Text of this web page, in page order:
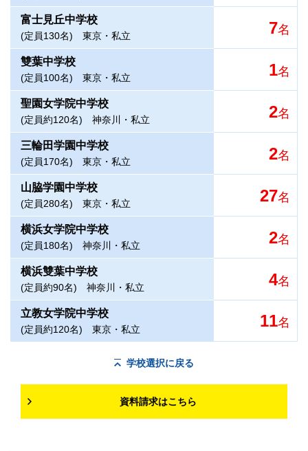
富士見丘中学校
(定員130名) 東京・私立 7名
雙葉中学校
(定員100名) 東京・私立 1名
聖園女学院中学校
(定員約120名) 神奈川・私立 2名
三輪田学園中学校
(定員170名) 東京・私立 2名
山脇学園中学校
(定員280名) 東京・私立 27名
横浜女学院中学校
(定員180名) 神奈川・私立 2名
横浜雙葉中学校
(定員約90名) 神奈川・私立 4名
立教女学院中学校
(定員約120名) 東京・私立 11名
学校選択に戻る
資料請求はこちら